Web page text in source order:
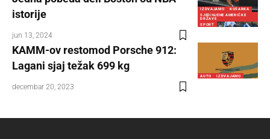
IZDVAJAMO
KOŠARKA
SJEDINJENE AMERIČKE
DRŽAVE
SPORT
istorije
jun 13, 2024
AUTO IZDVAJAMO
KAMM-ov restomod Porsche 912:
Lagani sjaj težak 699 kg
decembar 20, 2023